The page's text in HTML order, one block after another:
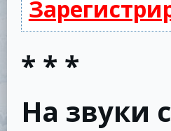
* * *
На звуки